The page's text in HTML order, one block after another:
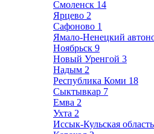
Смоленск 14
Ярцево 2
Сафоново 1
Ямало-Ненецкий
Ноябрьск 9
Новый Уренгой 3
Надым 2
Республика Коми 18
Сыктывкар 7
Емва 2
Ухта 2
Иссык-Кульская область